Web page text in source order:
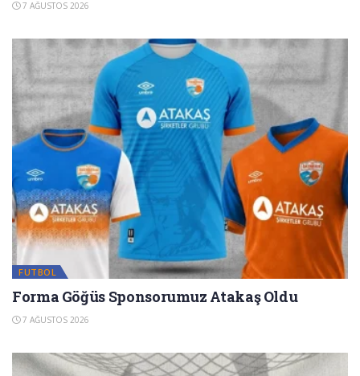
7 AĞUSTOS 2026
FUTBOL
Forma Göğüs Sponsorumuz Atakaş Oldu
7 AĞUSTOS 2026